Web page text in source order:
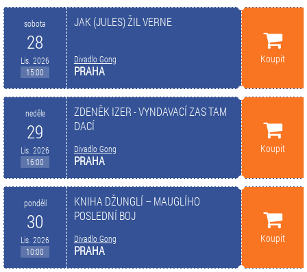
sobota
28
Lis. 2026
15:00
JAK (JULES) ŽIL VERNE
Divadlo Gong
PRAHA
Koupit
neděle
29
Lis. 2026
16:00
ZDENĚK IZER - VYNDAVACÍ ZAS TAM
DACÍ
Divadlo Gong
PRAHA
Koupit
pondělí
30
Lis. 2026
10:00
KNIHA DŽUNGLÍ – MAUGLÍHO
POSLEDNÍ BOJ
Divadlo Gong
PRAHA
Koupit